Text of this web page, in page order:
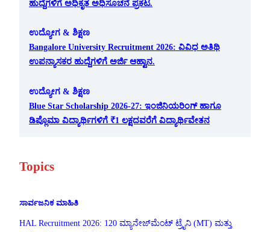
ಹುದ್ದೆಗಳಿಗೆ ಅಧಿಕೃತ ಅಧಿಸೂಚನೆ ಪ್ರಕಟ.
ಉದ್ಯೋಗ & ಶಿಕ್ಷಣ
Bangalore University Recruitment 2026: ವಿವಿಧ ಅತಿಥಿ
ಉಪನ್ಯಾಸಕರ ಹುದ್ದೆಗಳಿಗೆ ಅರ್ಜಿ ಆಹ್ವಾನ.
ಉದ್ಯೋಗ & ಶಿಕ್ಷಣ
Blue Star Scholarship 2026-27: ಇಂಜಿನಿಯರಿಂಗ್ ಹಾಗೂ
ಡಿಪ್ಲೊಮಾ ವಿದ್ಯಾರ್ಥಿಗಳಿಗೆ ₹1 ಲಕ್ಷದವರೆಗೆ ವಿದ್ಯಾರ್ಥಿವೇತನ
Topics
ಸಾರ್ವಜನಿಕ ಮಾಹಿತಿ
HAL Recruitment 2026: 120 ಮ್ಯಾನೇಜ್‌ಮೆಂಟ್ ಟ್ರೈನಿ (MT) ಮತ್ತು